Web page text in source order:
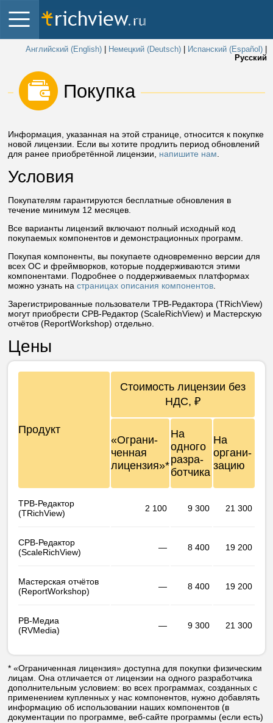
Английский (English) Немецкий (Deutsch) Испанский (Español)
Русский
Покупка
Информация, указанная на этой странице, относится к покупке
новой лицензии. Если вы хотите продлить период обновлений
для ранее приобретённой лицензии, напишите нам
Условия
Покупателям гарантируются бесплатные обновления в
течение минимум 12 месяцев.
Все варианты лицензий включают полный исходный код
покупаемых компонентов и демонстрационных программ.
Покупая компоненты, вы покупаете одновременно версии для
всех ОС и фреймворков, которые поддерживаются этими
компонентами. Подробнее о поддерживаемых платформах
можно узнать на страницах описания компонентов
Зарегистрированные пользователи ТРВ-Редактора (TRichView)
могут приобрести СРВ-Редактор (ScaleRichView) и Мастерскую
отчётов (ReportWorkshop) отдельно.
Цены
Продукт
Стоимость лицензии без
НДС, ₽
«Ограни­
ченная
лицензия»*
На
одного
разра­
ботчика
На
органи­
зацию
ТРВ-Редактор
(TRichView)
2 100 9 300 21 300
СРВ-Редактор
(Scale­RichView)
— 8 400 19 200
Мастерская отчётов
(Report­Workshop)
— 8 400 19 200
РВ-Медиа
(RVMedia)
— 9 300 21 300
* «Ограниченная лицензия» доступна для покупки физическим
лицам. Она отличается от лицензии на одного разработчика
дополнительным условием: во всех программах, созданных с
применением купленных у нас компонентов, нужно добавлять
информацию об использовании наших компонентов (в
документации по программе, веб-сайте программы (если есть)